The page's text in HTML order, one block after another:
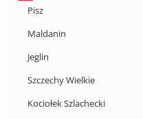
Pisz
Maldanin
Jeglin
Szczechy Wielkie
Kociołek Szlachecki